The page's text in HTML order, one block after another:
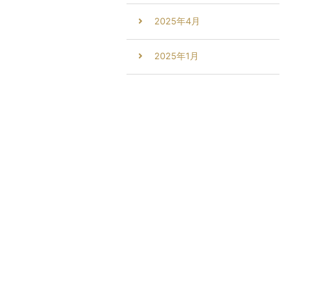
2025年4月
2025年1月